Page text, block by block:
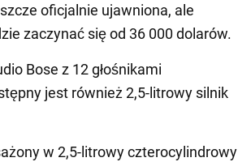
oficjalnie ujawniona, ale
zaczynać się od 36 000 dolarów.
Bose z 12 głośnikami
jest również 2,5-litrowy silnik
w 2,5-litrowy czterocylindrowy